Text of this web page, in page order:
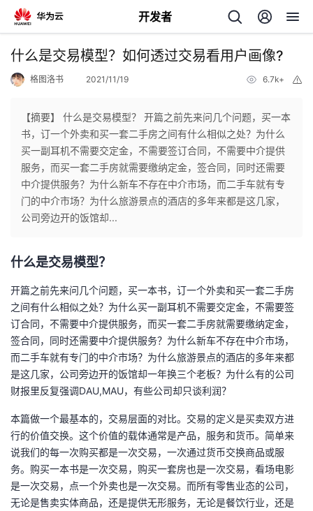
开发者
返
个
人
页
我
开
发
者
我
博
客
的
论
坛
我
的
圈
我
的
我
什么是交易模型？如何透过交易看用户画像?
格图洛书 2021/11/19 6.7k+
【摘要】 什么是交易模型？ 开篇之前先来问几个问题，买一本
书，订一个外卖和买一套二手房之间有什么相似之处？为什么
买一副耳机不需要交定金，不需要签订合同，不需要中介提供
服务，而买一套二手房就需要缴纳定金，签合同，同时还需要
中介提供服务？为什么新车不存在中介市场，而二手车就有专
门的中介市场？为什么旅游景点的酒店的多年来都是这几家，
公司旁边开的饭馆却...
什么是交易模型？
开篇之前先来问几个问题，买一本书，订一个外卖和买一套二手房
之间有什么相似之处？为什么买一副耳机不需要交定金，不需要签
订合同，不需要中介提供服务，而买一套二手房就需要缴纳定金，
签合同，同时还需要中介提供服务？为什么新车不存在中介市场，
而二手车就有专门的中介市场？为什么旅游景点的酒店的多年来都
是这几家，公司旁边开的饭馆却一年换三个老板？为什么有的公司
财报里反复强调DAU,MAU，有些公司却只谈利润？
本篇做一个最基本的，交易层面的对比。交易的定义是买卖双方进
行的价值交换。这个价值的载体通常是产品，服务和货币。简单来
说我们的每一次购买都是一次交易，一次通过货币交换商品或服
务。购买一本书是一次交易，购买一套房也是一次交易，看场电影
是一次交易，点一个外卖也是一次交易。而所有零售业态的公司，
无论是售卖实体商品，还是提供无形服务，无论是餐饮行业，还是